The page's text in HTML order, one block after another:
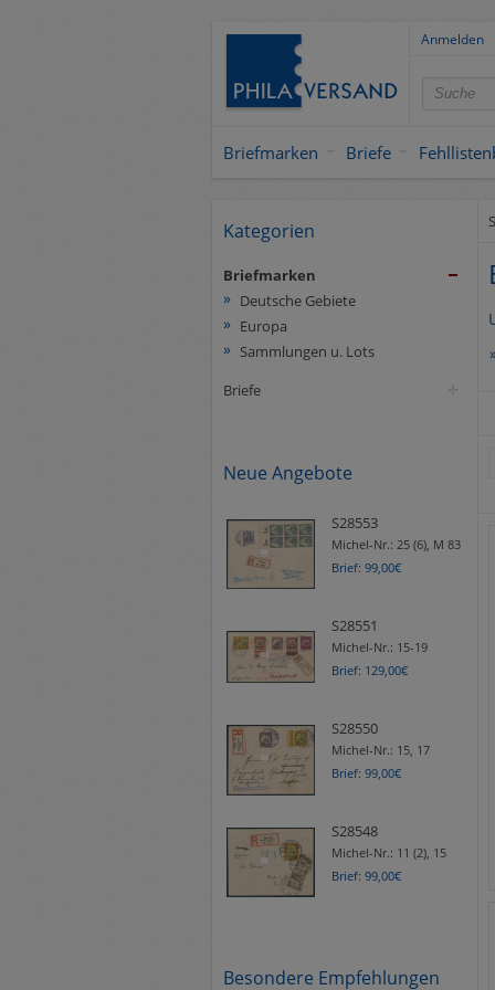
Anmelden
Briefmarken Briefe
Kategorien
Briefmarken
Deutsche Gebiete
Europa
Sammlungen u. Lots
Briefe
Neue Angebote
S28553
Michel-Nr.: 25 (6), M 83
Brief: 99,00€
S28551
Michel-Nr.: 15-19
Brief: 129,00€
S28550
Michel-Nr.: 15, 17
Brief: 99,00€
S28548
Michel-Nr.: 11 (2), 15
Brief: 99,00€
Besondere Empfehlungen